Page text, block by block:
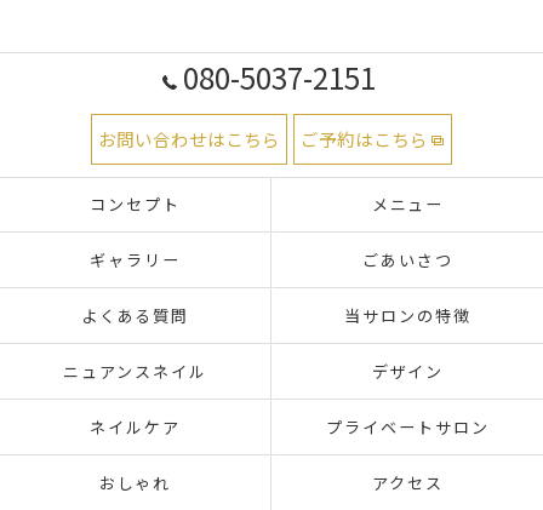
080-5037-2151
お問い合わせはこちら ご予約はこちら
コンセプト メニュー
ギャラリー ごあいさつ
よくある質問 当サロンの特徴
ニュアンスネイル デザイン
ネイルケア プライベートサロン
おしゃれ アクセス